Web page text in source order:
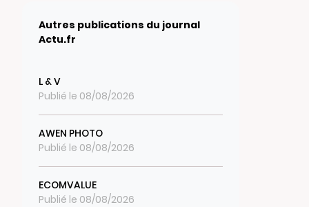
Autres publications du journal
Actu.fr
L & V
Publié le 08/08/2026
AWEN PHOTO
Publié le 08/08/2026
ECOMVALUE
Publié le 08/08/2026